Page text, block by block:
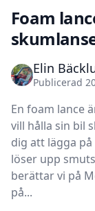
Foam
Elin
Publicerad
En foam lance
vill hålla sin bil
dig att lägga
löser upp
berättar vi på
på...